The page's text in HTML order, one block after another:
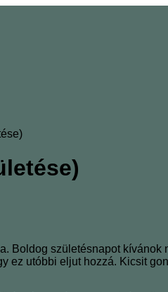
Boldog születésnapot
ez utóbbi eljut hozzá. Kicsit